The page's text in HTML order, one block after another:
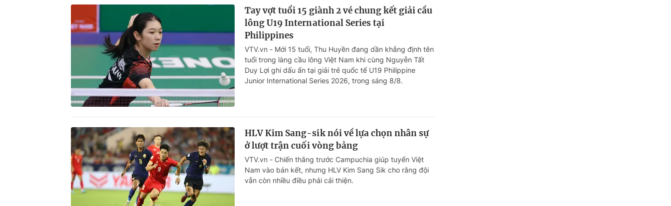
Tay vợt tuổi 15 giành 2 vé chung kết giải cầu
lông U19 International Series tại
Philippines
VTV.vn - Mới 15 tuổi, Thu Huyền đang dần khẳng định tên
tuổi trong làng cầu lông Việt Nam khi cùng Nguyễn Tất
Duy Lợi ghi dấu ấn tại giải trẻ quốc tế U19 Philippine
Junior International Series 2026, trong sáng 8/8.
HLV Kim Sang-sik nói về lựa chọn nhân sự
ở lượt trận cuối vòng bảng
VTV.vn - Chiến thắng trước Campuchia giúp tuyển Việt
Nam vào bán kết, nhưng HLV Kim Sang Sik cho rằng đội
vẫn còn nhiều điều phải cải thiện.